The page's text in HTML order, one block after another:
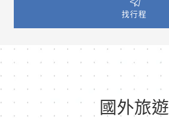
找行程
國外旅遊